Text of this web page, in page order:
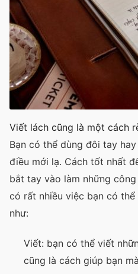
Viết lách cũng là một cách
Bạn có thể dùng đôi tay
điều mới lạ. Cách tốt nhất
bắt tay vào làm những
có rất nhiều việc bạn có
như:
Viết: bạn có thể viết
cũng là cách giúp bạn